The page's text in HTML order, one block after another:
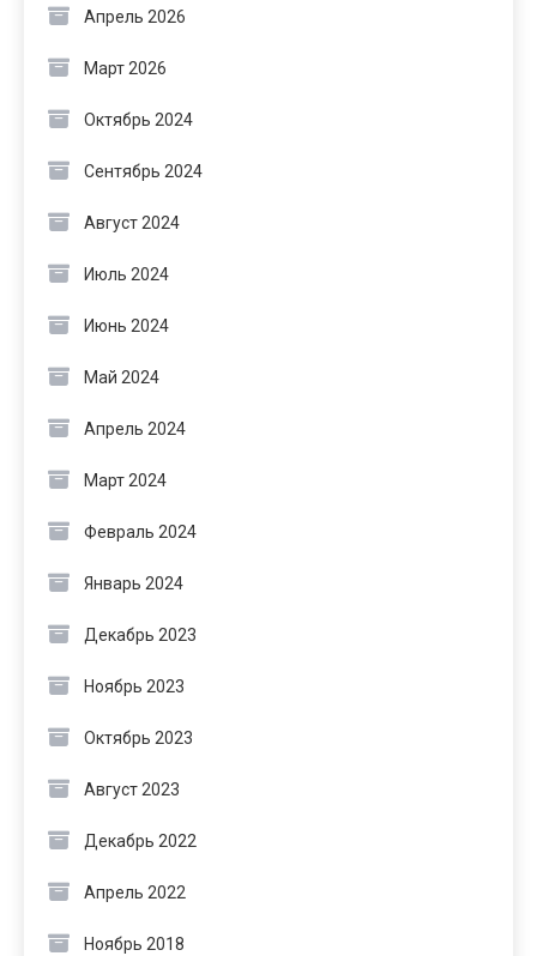
Апрель 2026
Март 2026
Октябрь 2024
Сентябрь 2024
Август 2024
Июль 2024
Июнь 2024
Май 2024
Апрель 2024
Март 2024
Февраль 2024
Январь 2024
Декабрь 2023
Ноябрь 2023
Октябрь 2023
Август 2023
Декабрь 2022
Апрель 2022
Ноябрь 2018